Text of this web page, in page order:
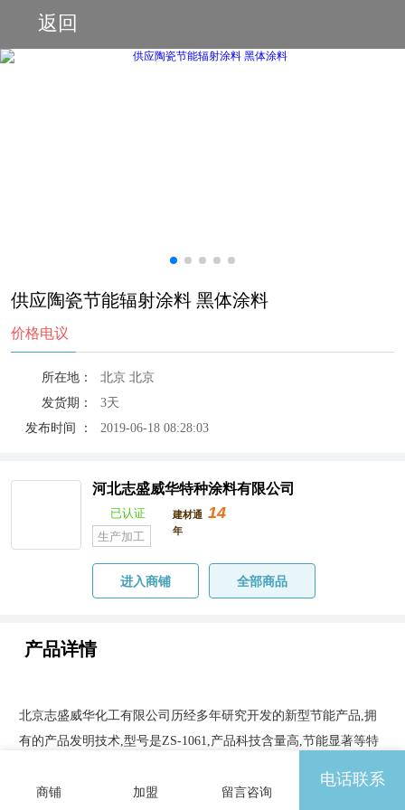
返回
供应陶瓷节能辐射涂料 黑体涂料
价格电议
所在地：
北京 北京
发货期：
3天
发布时间 ：
2019-06-18 08:28:03
河北志盛威华特种涂料有限公司
已认证 建材通 14
年
生产加工
进入商铺 全部商品
产品详情
北京志盛威华化工有限公司历经多年研究开发的新型节能产品,拥
有的产品发明技术,型号是ZS-1061,产品科技含量高,节能显著等特
华特制的高温溶液等精加工而成,耐温可以达到1800℃,硬度达到
商铺 加盟 留言咨询
电话联系